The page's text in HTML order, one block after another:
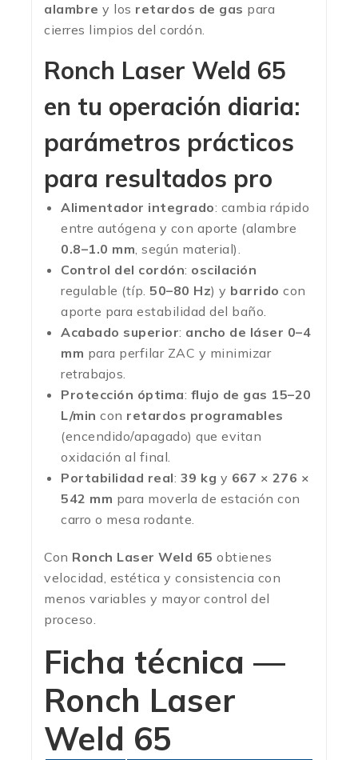
alambre y los retardos de gas para
cierres limpios del cordón.
Ronch Laser Weld 65
en tu operación diaria:
parámetros prácticos
para resultados pro
Alimentador integrado: cambia rápido
entre autógena y con aporte (alambre
0.8–1.0 mm, según material).
Control del cordón: oscilación
regulable (típ. 50–80 Hz) y barrido con
aporte para estabilidad del baño.
Acabado superior: ancho de láser 0–4
mm para perfilar ZAC y minimizar
retrabajos.
Protección óptima: flujo de gas 15–20
L/min con retardos programables
(encendido/apagado) que evitan
oxidación al final.
Portabilidad real: 39 kg y 667 × 276 ×
542 mm para moverla de estación con
carro o mesa rodante.
Con Ronch Laser Weld 65 obtienes
velocidad, estética y consistencia con
menos variables y mayor control del
proceso.
Ficha técnica —
Ronch Laser
Weld 65